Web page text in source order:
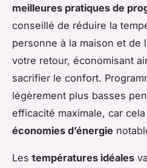
meilleures pratiques de
conseillé de réduire la
personne à la maison et de
votre retour, économisant
sacrifier le confort.
légèrement plus basses
efficacité maximale, car
économies d’énergie
Les températures idéales